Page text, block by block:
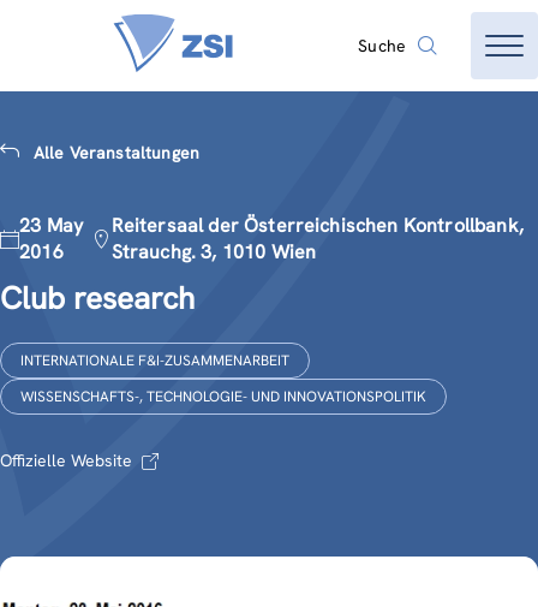
Suche
Alle Veranstaltungen
23 May
2016
Reitersaal der Österreichischen Kontrollbank,
Strauchg. 3, 1010 Wien
Club research
INTERNATIONALE F&I-ZUSAMMENARBEIT
WISSENSCHAFTS-, TECHNOLOGIE- UND INNOVATIONSPOLITIK
Offizielle Website